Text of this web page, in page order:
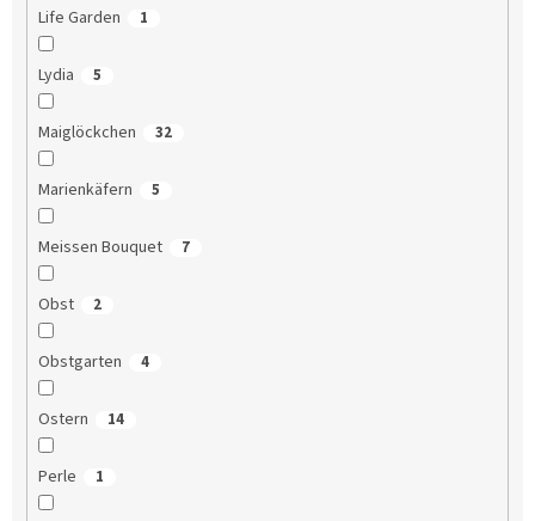
Life Garden 1
Lydia 5
Maiglöckchen 32
Marienkäfern 5
Meissen Bouquet 7
Obst 2
Obstgarten 4
Ostern 14
Perle 1